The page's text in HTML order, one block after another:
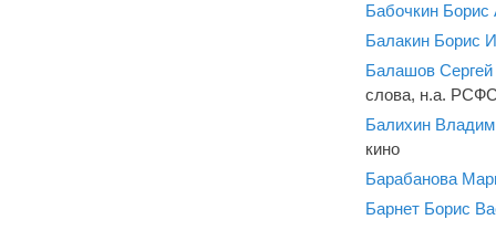
Бабочкин Борис
Балакин Борис
Балашов
слова, н.а.
Балихин
кино
Барабанова
Барнет Борис